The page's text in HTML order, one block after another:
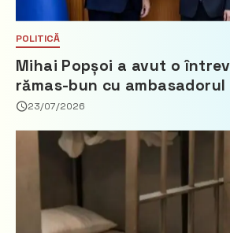
POLITICĂ
Mihai Popșoi a avut o
rămas-bun cu ambasadorul
Țărilor de Jos, Fred Duijn
23/07/2026